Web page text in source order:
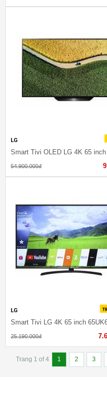
LG
Smart Tivi OLED LG 4K 65
54.900.000đ
LG
Smart Tivi LG 4K 65 inch
25.190.000đ
Trang 1 of 4 1 2 3